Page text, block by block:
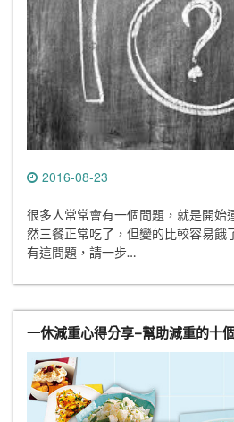
2016-08-23
很多人常常會有一個問題，就是開始
然三餐正常吃了，但變的比較容易
有這問題，請一步…
一休減重心得分享–幫助減重的十